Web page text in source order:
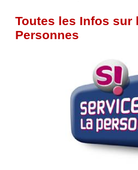
Toutes les Infos sur
Personnes